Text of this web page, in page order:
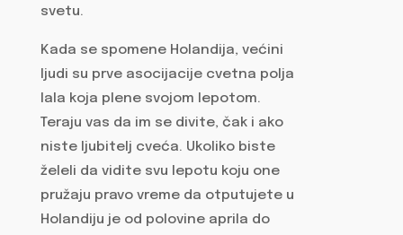
svetu.
Kada se spomene Holandija, većini
ljudi su prve asocijacije cvetna polja
lala koja plene svojom lepotom.
Teraju vas da im se divite, čak i ako
niste ljubitelj cveća. Ukoliko biste
želeli da vidite svu lepotu koju one
pružaju pravo vreme da otputujete u
Holandiju je od polovine aprila do